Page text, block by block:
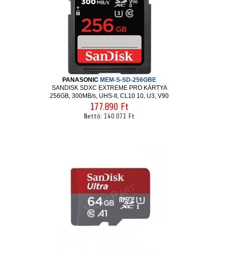
PANASONIC MEM-S-SD-256GBE
SANDISK SDXC EXTREME PRO KÁRTYA
256GB, 300MB/s, UHS-II, CL10 10, U3, V90
177.890 Ft
Nettó: 140.071 Ft